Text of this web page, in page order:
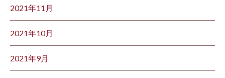
2021年11月
2021年10月
2021年9月